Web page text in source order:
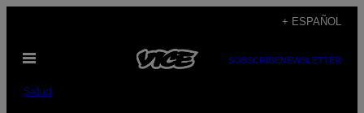
contenido
+ ESPAÑOL
Abrir
SUBSCRIBENEWSLETTER
Salud